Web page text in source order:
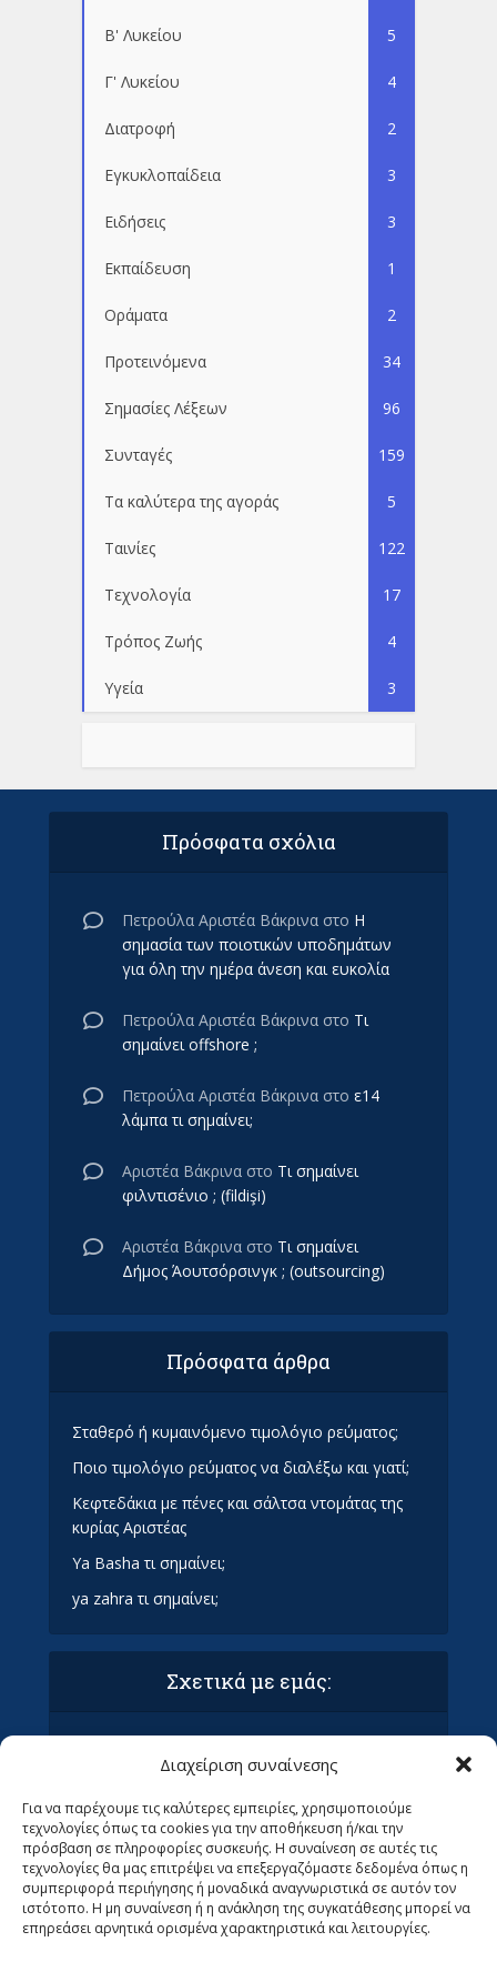
Διαχείριση συναίνεσης
Για να παρέχουμε τις καλύτερες εμπειρίες, χρησιμοποιούμε
τεχνολογίες όπως τα cookies για την αποθήκευση ή/και την
πρόσβαση σε πληροφορίες συσκευής. Η συναίνεση σε αυτές τις
τεχνολογίες θα μας επιτρέψει να επεξεργαζόμαστε δεδομένα όπως η
συμπεριφορά περιήγησης ή μοναδικά αναγνωριστικά σε αυτόν τον
ιστότοπο. Η μη συναίνεση ή η ανάκληση της συγκατάθεσης μπορεί να
επηρεάσει αρνητικά ορισμένα χαρακτηριστικά και λειτουργίες.
Β' Λυκείου 5
Γ' Λυκείου 4
Διατροφή 2
Εγκυκλοπαίδεια 3
Ειδήσεις 3
Εκπαίδευση 1
Οράματα 2
Προτεινόμενα 34
Σημασίες Λέξεων 96
Συνταγές 159
Τα καλύτερα της αγοράς 5
Ταινίες 122
Τεχνολογία 17
Τρόπος Ζωής 4
Υγεία 3
Πρόσφατα σχόλια
Πετρούλα Αριστέα Βάκρινα στο Η
σημασία των ποιοτικών υποδημάτων
για όλη την ημέρα άνεση και ευκολία
Πετρούλα Αριστέα Βάκρινα στο Τι
σημαίνει offshore ;
Πετρούλα Αριστέα Βάκρινα στο ε14
λάμπα τι σημαίνει;
Αριστέα Βάκρινα στο Τι σημαίνει
φιλντισένιο ; (fildişi)
Αριστέα Βάκρινα στο Τι σημαίνει
Δήμος Άουτσόρσινγκ ; (outsourcing)
Πρόσφατα άρθρα
Σταθερό ή κυμαινόμενο τιμολόγιο ρεύματος;
Ποιο τιμολόγιο ρεύματος να διαλέξω και γιατί;
Κεφτεδάκια με πένες και σάλτσα ντομάτας της
κυρίας Αριστέας
Ya Basha τι σημαίνει;
ya zahra τι σημαίνει;
Σχετικά με εμάς:
Πολιτική απορρήτου & συμμόρφωση GDPR
Ανεβάστε το άρθρο σας στα Οράματα (ΜΌΝΟ
ΓΙΑ ΣΥΝΤΆΚΤΕΣ)
Ψάχνουμε Αρθρογράφους